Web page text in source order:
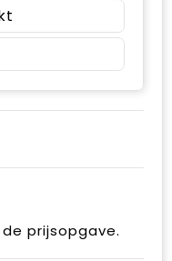
prijsopgave.